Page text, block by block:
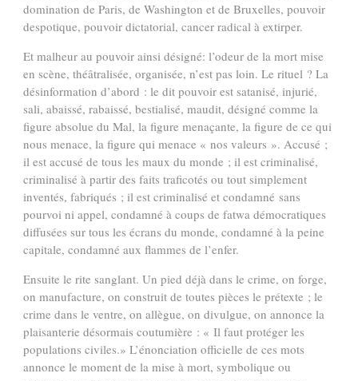
domination de Paris, de Washington et de Bruxelles, pouvoir
despotique, pouvoir dictatorial, cancer radical à extirper.
Et malheur au pouvoir ainsi désigné: l’odeur de la mort mise
en scène, théâtralisée, organisée, n’est pas loin. Le rituel ? La
désinformation d’abord : le dit pouvoir est satanisé, injurié,
sali, abaissé, rabaissé, bestialisé, maudit, désigné comme la
figure absolue du Mal, la figure menaçante, la figure de ce qui
nous menace, la figure qui menace « nos valeurs ». Accusé ;
il est accusé de tous les maux du monde ; il est criminalisé,
criminalisé à partir des faits traficotés ou tout simplement
inventés, fabriqués ; il est criminalisé et condamné sans
pourvoi ni appel, condamné à coups de fatwa démocratiques
diffusées sur tous les écrans du monde, condamné à la peine
capitale, condamné aux flammes de l’enfer.
Ensuite le rite sanglant. Un pied déjà dans le crime, on forge,
on manufacture, on construit de toutes pièces le prétexte ; le
crime dans le ventre, on allègue, on divulgue, on annonce la
plaisanterie désormais coutumière : « Il faut protéger les
populations civiles.» L’énonciation officielle de ces mots
annonce le moment de la mise à mort, symbolique ou